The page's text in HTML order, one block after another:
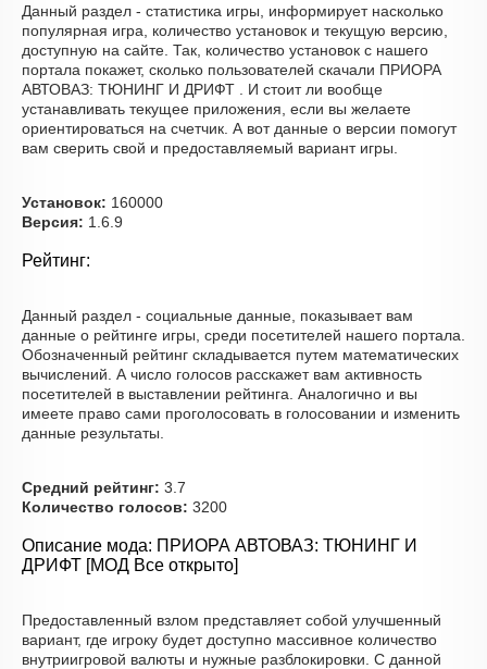
Данный раздел - статистика игры, информирует насколько
популярная игра, количество установок и текущую версию,
доступную на сайте. Так, количество установок с нашего
портала покажет, сколько пользователей скачали ПРИОРА
АВТОВАЗ: ТЮНИНГ И ДРИФТ . И стоит ли вообще
устанавливать текущее приложения, если вы желаете
ориентироваться на счетчик. А вот данные о версии помогут
вам сверить свой и предоставляемый вариант игры.
Установок: 160000
Версия: 1.6.9
Рейтинг:
Данный раздел - социальные данные, показывает вам
данные о рейтинге игры, среди посетителей нашего портала.
Обозначенный рейтинг складывается путем математических
вычислений. А число голосов расскажет вам активность
посетителей в выставлении рейтинга. Аналогично и вы
имеете право сами проголосовать в голосовании и изменить
данные результаты.
Средний рейтинг: 3.7
Количество голосов: 3200
Описание мода: ПРИОРА АВТОВАЗ: ТЮНИНГ И
ДРИФТ [МОД Все открыто]
Предоставленный взлом представляет собой улучшенный
вариант, где игроку будет доступно массивное количество
внутриигровой валюты и нужные разблокировки. С данной